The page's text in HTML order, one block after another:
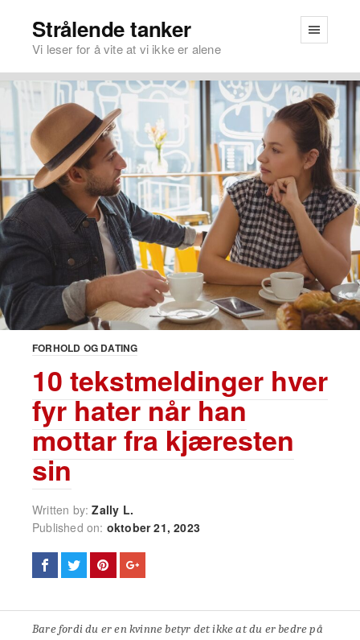
Strålende tanker
Vi leser for å vite at vi ikke er alene
FORHOLD OG DATING
10 tekstmeldinger hver
fyr hater når han
mottar fra kjæresten
sin
Written by:Zally L.
Published on: oktober 21, 2023
Bare fordi du er en kvinne betyr det ikke at du er bedre på